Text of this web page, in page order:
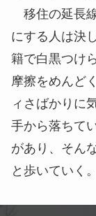
移住の延長
にする人は決
籍で白黒つけ
摩擦をめんど
ィさばかりに
手から落ちて
があり、そん
と歩いていく。